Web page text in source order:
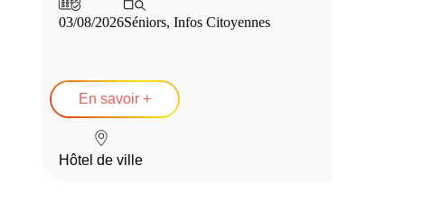
03/08/2026Séniors, Infos Citoyennes
En savoir +
Hôtel de ville